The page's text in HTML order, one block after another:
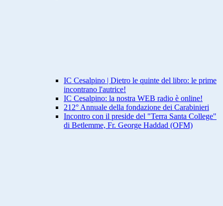
IC Cesalpino | Dietro le quinte del libro: le prime
incontrano l'autrice!
IC Cesalpino: la nostra WEB radio è online!
212° Annuale della fondazione dei Carabinieri
Incontro con il preside del "Terra Santa College"
di Betlemme, Fr. George Haddad (OFM)